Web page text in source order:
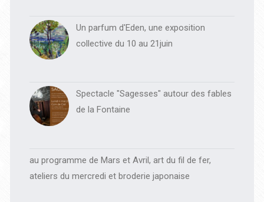
Un parfum d'Eden, une exposition
collective du 10 au 21juin
Spectacle "Sagesses" autour des fables
de la Fontaine
au programme de Mars et Avril, art du fil de fer,
ateliers du mercredi et broderie japonaise